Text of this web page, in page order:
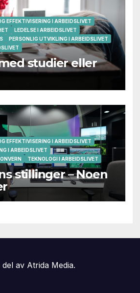
EFFEKTIVISERING I ARBEIDSLIVET
LEDELSE I ARBEIDSLIVET
PERSONLIG UTVIKLING I ARBEIDSLIVET
studier eller
EFFEKTIVISERING I ARBEIDSLIVET
I ARBEIDSLIVET
TEKNOLOGI I ARBEIDSLIVET
stillinger – Noen
av Atrida Media.